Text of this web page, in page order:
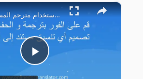
Fullscreen ×
Play
كيف يمكنني استخدام مترجم المستندات؟